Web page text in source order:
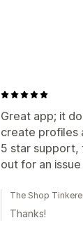
Great app; it
create profiles
5 star support,
out for an
The Shop
Thanks!